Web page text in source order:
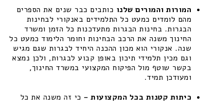
המורות והמורים שלנו כותבים כבר שנים את הספרים
מהם לומדים כמעט כל התלמידים באנקורי לבחינות
הבגרות. בחינות הבגרות מתעדכנות כל הזמן ומשרד
החינוך משנה את הרכב הבחינות וחומר הלימוד כמעט כל
שנה. אנקורי הוא מכון ההכנה היחיד לבגרות שגם מגיש
וגם מכין תלמידי תיכון באופן קבוע לבגרות, ולכן נמצא
בקשר שוטף מול הפיקוח המקצועי במשרד החינוך,
ומעודכן תמיד.
כיתות קטנות בכל המקצועות – כי זה משנה את כל